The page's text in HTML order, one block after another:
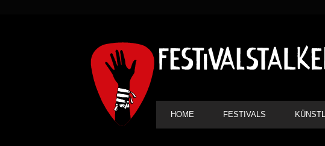
HAUPT-
NAVIGATION
HOME FESTIVALS